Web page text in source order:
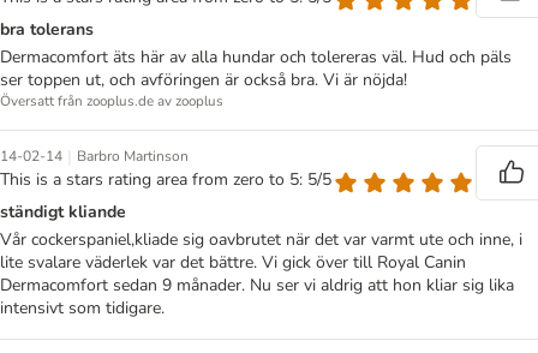
bra tolerans
Dermacomfort äts här av alla hundar och tolereras väl. Hud och päls
ser toppen ut, och avföringen är också bra. Vi är nöjda!
Översatt från zooplus.de av zooplus
14-02-14 | Barbro Martinson
This is a stars rating area from zero to 5: 5/5
ständigt kliande
Vår cockerspaniel,kliade sig oavbrutet när det var varmt ute och inne, i
lite svalare väderlek var det bättre. Vi gick över till Royal Canin
Dermacomfort sedan 9 månader. Nu ser vi aldrig att hon kliar sig lika
intensivt som tidigare.